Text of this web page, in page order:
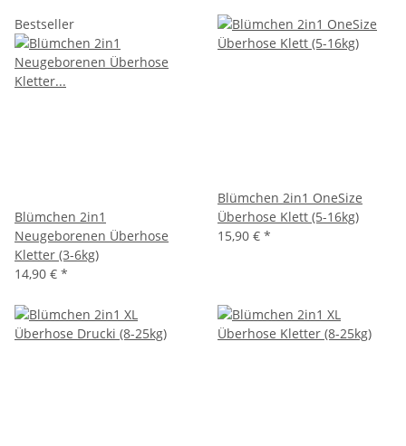
Bestseller
Blümchen 2in1
Neugeborenen Überhose
Kletter (3-6kg)
14,90 € *
Blümchen 2in1 OneSize
Überhose Klett (5-16kg)
15,90 € *